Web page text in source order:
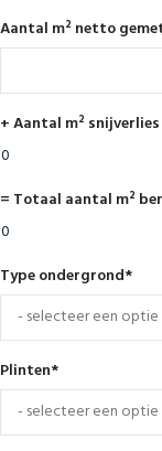
Aantal m² netto
+ Aantal m² snijverlies
= Totaal aantal m²
Type ondergrond*
Plinten*